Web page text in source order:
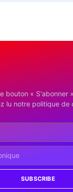
bouton « S'abonner
lu notre politique de
SUBSCRIBE